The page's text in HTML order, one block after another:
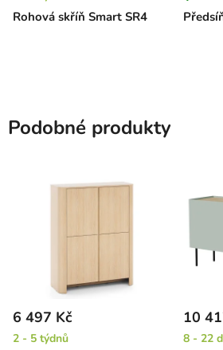
Rohová skříň Smart SR4
Podobné produkty
6 497 Kč
2 - 5 týdnů
10
8 - 22